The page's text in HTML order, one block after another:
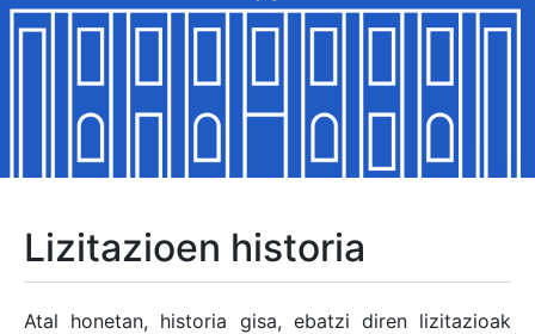
Erakutsi/Ezkutatu
Erakutsi/Ezkutatu
Erakutsi/Ezkutatu
Erakutsi/Ezkutatu
Lizitazioen historia
Atal honetan, historia gisa, ebatzi diren lizitazioak